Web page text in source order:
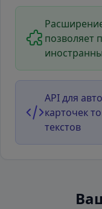
позволяет
API для
карточек
текстов